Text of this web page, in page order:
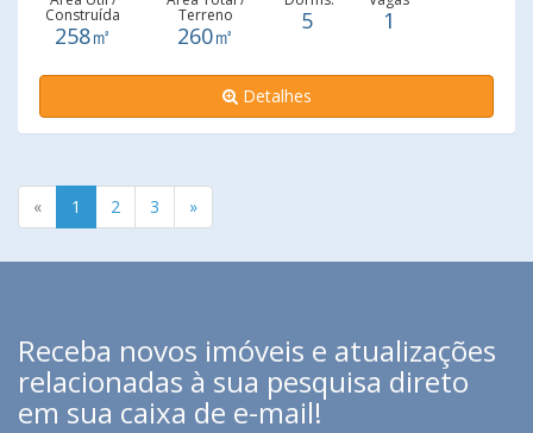
do imóvel amplo espaço interno com ótima distribuição,
Iluminação natural e ventilação favorecida, fachada com
boa visibilidade para clientes, rua de grande circulação,
próximo a comércios, transporte público, serviços
essenciais e vias importantes da região. Excelente ponto
visita. Ideal para Lojas, Consultórios, Escritórios, Salões de
beleza, Estúdios, Pequenas empresas.
Construída
258㎡
Terreno
260㎡
5 1
Detalhes
« 1 2 3 »
Receba novos imóveis e atualizações
relacionadas à sua pesquisa direto
em sua caixa de e-mail!